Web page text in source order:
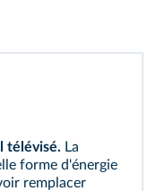
télévisé. La
forme d'énergie
remplacer